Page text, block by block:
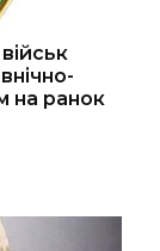
на ранок